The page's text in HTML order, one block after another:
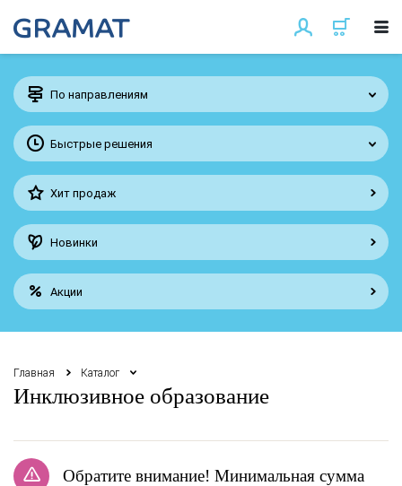
По направлениям
Быстрые решения
Хит продаж
Новинки
Акции
Главная Каталог
Инклюзивное образование
Обратите внимание! Минимальная сумма